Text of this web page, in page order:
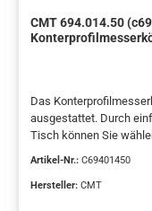
CMT 694.014.50
Das
ausgestattet. Durch
Tisch können Sie
belegen, wo das
Artikel-Nr.: C69401450
Hersteller: CMT